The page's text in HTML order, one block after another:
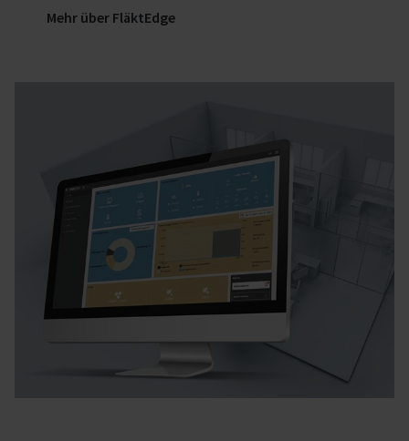
Mehr über FläktEdge